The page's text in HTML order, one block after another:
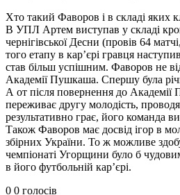
Хто такий Фаворов і в складі яких
В УПЛ Артем виступав у складі
чернігівської Десни (провів 64
того етапу в кар’єрі гравця
став більш успішним. Фаворов не
Академії Пушкаша. Спершу була
А от після повернення до
переживає другу молодість,
результативно грає, його команда
Також Фаворов має досвід ігор в
збірних України. То ж можливе
чемпіонаті Угорщини було б
в його футбольній кар’єрі.
0 0 голосів